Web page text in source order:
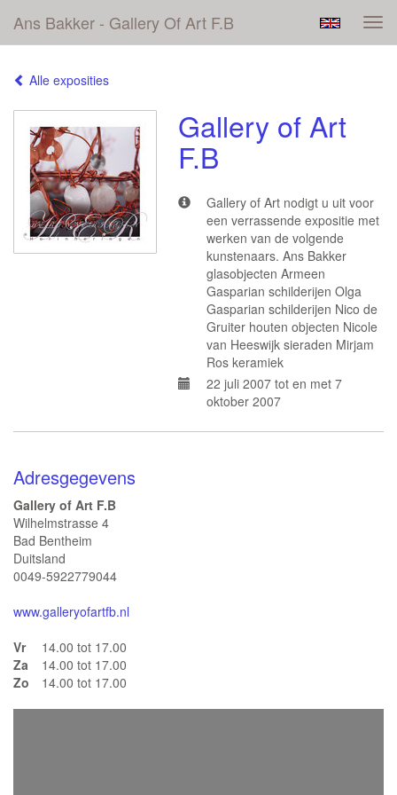
Ans Bakker - Gallery Of Art F.B
Alle exposities
Gallery of Art
F.B
Gallery of Art nodigt u uit voor
een verrassende expositie met
werken van de volgende
kunstenaars. Ans Bakker
glasobjecten Armeen
Gasparian schilderijen Olga
Gasparian schilderijen Nico de
Gruiter houten objecten Nicole
van Heeswijk sieraden Mirjam
Ros keramiek
22 juli 2007 tot en met 7
oktober 2007
Adresgegevens
Gallery of Art F.B
Wilhelmstrasse 4
Bad Bentheim
Duitsland
0049-5922779044
www.galleryofartfb.nl
Vr
14.00 tot 17.00
Za
14.00 tot 17.00
Zo
14.00 tot 17.00